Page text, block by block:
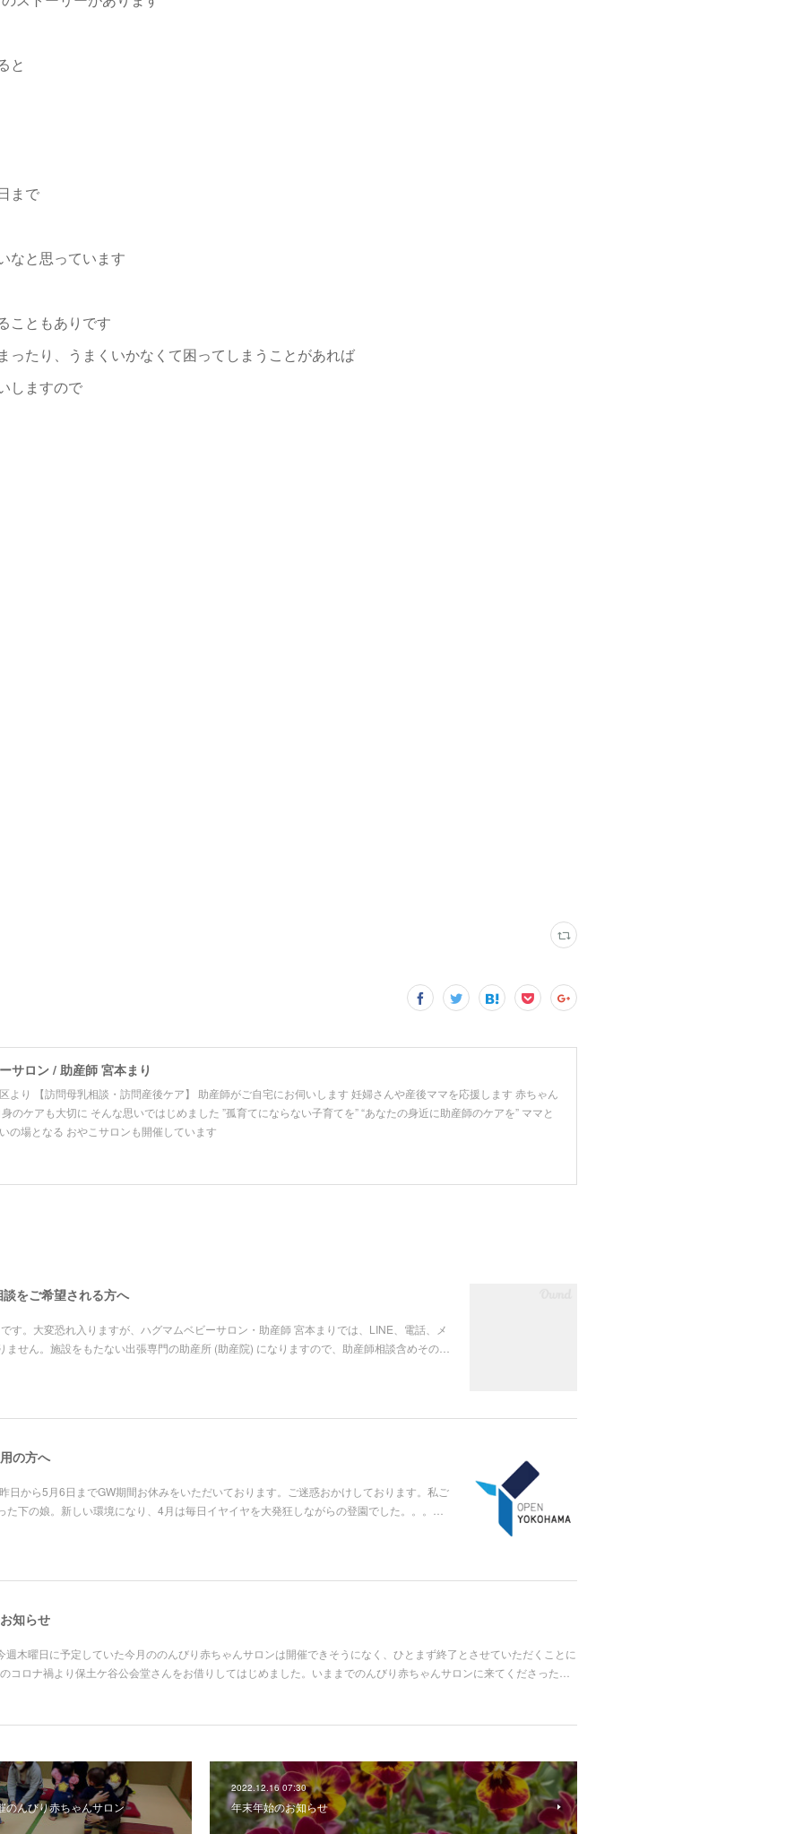
と
まで
なと思っています
こともありです
ったり、うまくいかなくて困ってしまうことがあれば
しますので
サロン / 助産師 宮本まり
より 【訪問母乳相談・訪問産後ケア】 助産師がご自宅にお伺いします 妊婦さんや産後ママを応援します 赤ちゃん
のケアも大切に そんな思いではじめました ”孤育てにならない子育てを” “あなたの身近に助産師のケアを” ママと
の場となる おやこサロンも開催しています
をご希望される方へ
す。大変恐れ入りますが、ハグマムベビーサロン・助産師 宮本まりでは、LINE、電話、メ
ません。施設をもたない出張専門の助産所 (助産院) になりますので、助産師相談含めその…
の方へ
日から5月6日までGW期間お休みをいただいております。ご迷惑おかけしております。私ご
た下の娘。新しい環境になり、4月は毎日イヤイヤを大発狂しながらの登園でした。。。…
知らせ
週木曜日に予定していた今月ののんびり赤ちゃんサロンは開催できそうになく、ひとまず終了とさせていただくことに
コロナ禍より保土ケ谷公会堂さんをお借りしてはじめました。いままでのんびり赤ちゃんサロンに来てくださった…
のんびり赤ちゃんサロン
2022.12.16 07:30
年末年始のお知らせ